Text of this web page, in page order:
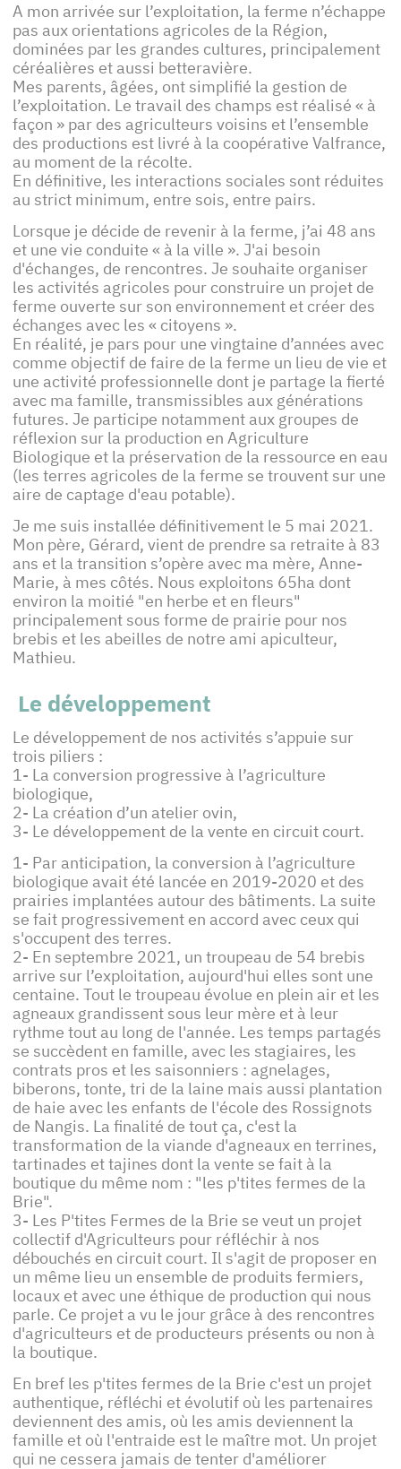
A mon arrivée sur l’exploitation, la ferme n’échappe
pas aux orientations agricoles de la Région,
dominées par les grandes cultures, principalement
céréalières et aussi betteravière.
Mes parents, âgées, ont simplifié la gestion de
l’exploitation. Le travail des champs est réalisé « à
façon » par des agriculteurs voisins et l’ensemble
des productions est livré à la coopérative Valfrance,
au moment de la récolte.
En définitive, les interactions sociales sont réduites
au strict minimum, entre sois, entre pairs.
Lorsque je décide de revenir à la ferme, j’ai 48 ans
et une vie conduite « à la ville ». J'ai besoin
d'échanges, de rencontres. Je souhaite organiser
les activités agricoles pour construire un projet de
ferme ouverte sur son environnement et créer des
échanges avec les « citoyens ».
En réalité, je pars pour une vingtaine d’années avec
comme objectif de faire de la ferme un lieu de vie et
une activité professionnelle dont je partage la fierté
avec ma famille, transmissibles aux générations
futures. Je participe notamment aux groupes de
réflexion sur la production en Agriculture
Biologique et la préservation de la ressource en eau
(les terres agricoles de la ferme se trouvent sur une
aire de captage d'eau potable).
Je me suis installée définitivement le 5 mai 2021.
Mon père, Gérard, vient de prendre sa retraite à 83
ans et la transition s’opère avec ma mère, Anne-
Marie, à mes côtés. Nous exploitons 65ha dont
environ la moitié "en herbe et en fleurs"
principalement sous forme de prairie pour nos
brebis et les abeilles de notre ami apiculteur,
Mathieu.
Le développement
Le développement de nos activités s’appuie sur
trois piliers :
1- La conversion progressive à l’agriculture
biologique,
2- La création d’un atelier ovin,
3- Le développement de la vente en circuit court.
1- Par anticipation, la conversion à l’agriculture
biologique avait été lancée en 2019-2020 et des
prairies implantées autour des bâtiments. La suite
se fait progressivement en accord avec ceux qui
s'occupent des terres.
2- En septembre 2021, un troupeau de 54 brebis
arrive sur l’exploitation, aujourd'hui elles sont une
centaine. Tout le troupeau évolue en plein air et les
agneaux grandissent sous leur mère et à leur
rythme tout au long de l'année. Les temps partagés
se succèdent en famille, avec les stagiaires, les
contrats pros et les saisonniers : agnelages,
biberons, tonte, tri de la laine mais aussi plantation
de haie avec les enfants de l'école des Rossignots
de Nangis. La finalité de tout ça, c'est la
transformation de la viande d'agneaux en terrines,
tartinades et tajines dont la vente se fait à la
boutique du même nom : "les p'tites fermes de la
Brie".
3- Les P'tites Fermes de la Brie se veut un projet
collectif d'Agriculteurs pour réfléchir à nos
débouchés en circuit court. Il s'agit de proposer en
un même lieu un ensemble de produits fermiers,
locaux et avec une éthique de production qui nous
parle. Ce projet a vu le jour grâce à des rencontres
d'agriculteurs et de producteurs présents ou non à
la boutique.
En bref les p'tites fermes de la Brie c'est un projet
authentique, réfléchi et évolutif où les partenaires
deviennent des amis, où les amis deviennent la
famille et où l'entraide est le maître mot. Un projet
qui ne cessera jamais de tenter d'améliorer